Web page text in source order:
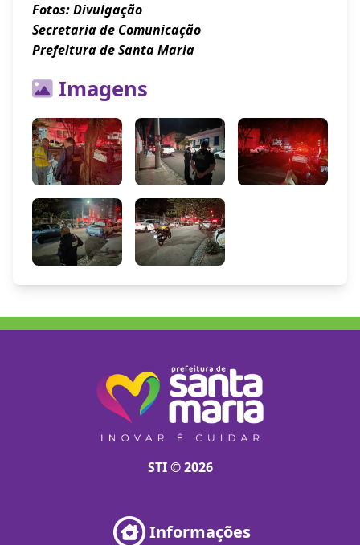
Fotos: Divulgação
Secretaria de Comunicação
Prefeitura de Santa Maria
Imagens
STI © 2026
Informações